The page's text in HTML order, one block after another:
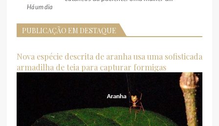
Há um dia
PUBLICAÇÃO EM DESTAQUE
Nova espécie descrita de aranha usa uma sofisticada
armadilha de teia para capturar formigas